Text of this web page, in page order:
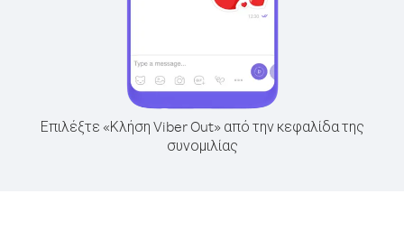
Επιλέξτε «Κλήση Viber Out» από την κεφαλίδα της
συνομιλίας